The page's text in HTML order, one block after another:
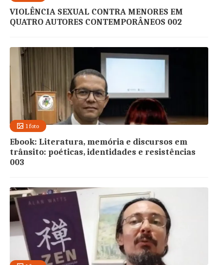
VIOLÊNCIA SEXUAL CONTRA MENORES EM
QUATRO AUTORES CONTEMPORÂNEOS 002
1 foto
Ebook: Literatura, memória e discursos em
trânsito: poéticas, identidades e resistências
003